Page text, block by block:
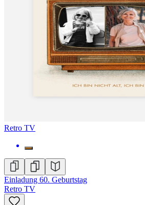
Retro TV
Einladung 60. Geburtstag
Retro TV